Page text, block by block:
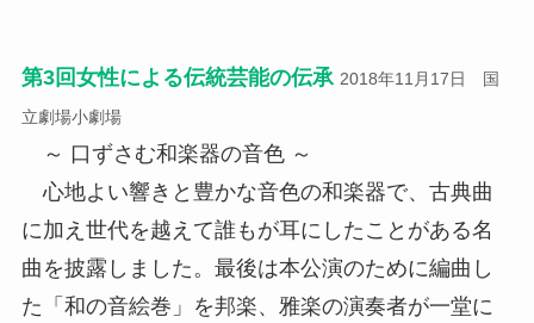
第3回女性による伝統芸能の伝承 2018年11月17日 国
立劇場小劇場
～ 口ずさむ和楽器の音色 ～
心地よい響きと豊かな音色の和楽器で、古典曲
に加え世代を越えて誰もが耳にしたことがある名
曲を披露しました。最後は本公演のために編曲し
た「和の音絵巻」を邦楽、雅楽の演奏者が一堂に